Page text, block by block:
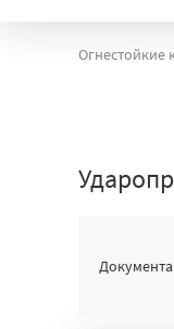
Огнестойкие